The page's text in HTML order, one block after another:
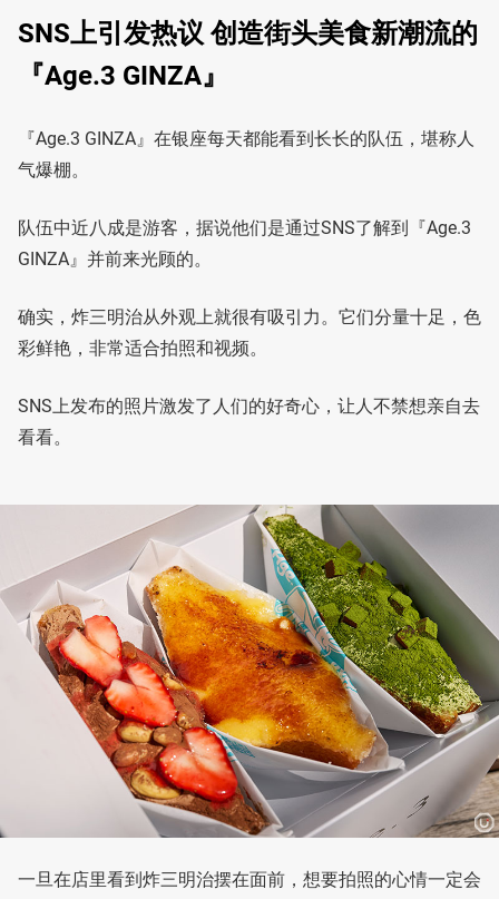
SNS上引发热议 创造街头美食新潮流的
『Age.3 GINZA』
『Age.3 GINZA』在银座每天都能看到长长的队伍，堪称人
气爆棚。
队伍中近八成是游客，据说他们是通过SNS了解到『Age.3
GINZA』并前来光顾的。
确实，炸三明治从外观上就很有吸引力。它们分量十足，色
彩鲜艳，非常适合拍照和视频。
SNS上发布的照片激发了人们的好奇心，让人不禁想亲自去
看看。
一旦在店里看到炸三明治摆在面前，想要拍照的心情一定会